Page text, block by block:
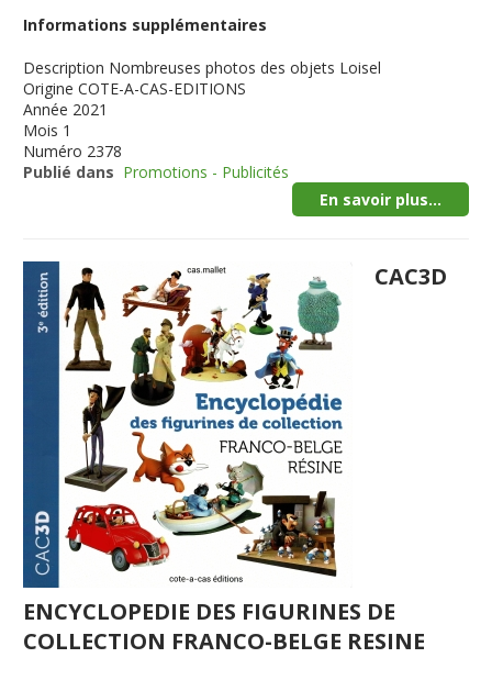
Informations supplémentaires
Description Nombreuses photos des objets Loisel
Origine COTE-A-CAS-EDITIONS
Année 2021
Mois 1
Numéro 2378
Publié dans Promotions - Publicités
En savoir plus...
CAC3D
ENCYCLOPEDIE DES FIGURINES DE
COLLECTION FRANCO-BELGE RESINE